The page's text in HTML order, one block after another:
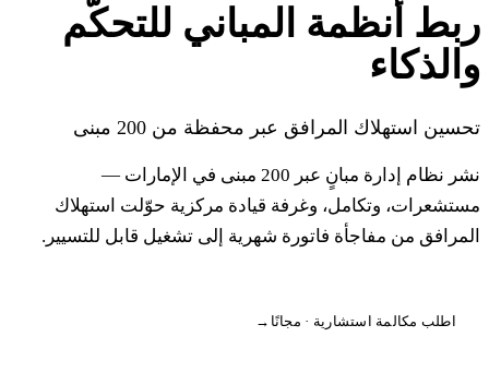
أنظمة المباني للتحكُّم
استهلاك المرافق عبر محفظة من 200 مبنى
نشر نظام إدارة مبانٍ عبر 200 مبنى في الإمارات —
وتكامل، وغرفة قيادة مركزية حوّلت استهلاك
من مفاجأة فاتورة شهرية إلى تشغيل قابل للتسيير.
اطلب مكالمة استشارية · مجانًا→